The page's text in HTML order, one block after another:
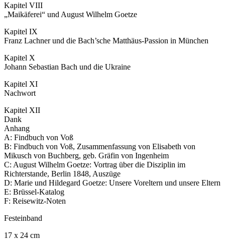
Kapitel VIII
„Maikäferei“ und August Wilhelm Goetze
Kapitel IX
Franz Lachner und die Bach’sche Matthäus-Passion in München
Kapitel X
Johann Sebastian Bach und die Ukraine
Kapitel XI
Nachwort
Kapitel XII
Dank
Anhang
A: Findbuch von Voß
B: Findbuch von Voß, Zusammenfassung von Elisabeth von
Mikusch von Buchberg, geb. Gräfin von Ingenheim
C: August Wilhelm Goetze: Vortrag über die Disziplin im
Richterstande, Berlin 1848, Auszüge
D: Marie und Hildegard Goetze: Unsere Voreltern und unsere Eltern
E: Brüssel-Katalog
F: Reisewitz-Noten
Festeinband
17 x 24 cm